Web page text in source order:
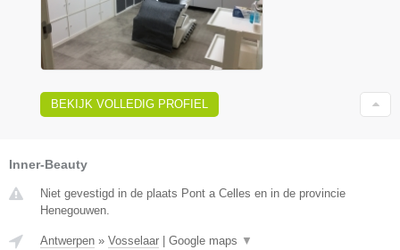
BEKIJK VOLLEDIG PROFIEL
Inner-Beauty
Niet gevestigd in de plaats Pont a Celles en in de provincie
Henegouwen.
Antwerpen » Vosselaar Google maps ▼